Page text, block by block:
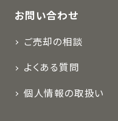
お問い合わせ
ご売却の相談
よくある質問
個人情報の取扱い